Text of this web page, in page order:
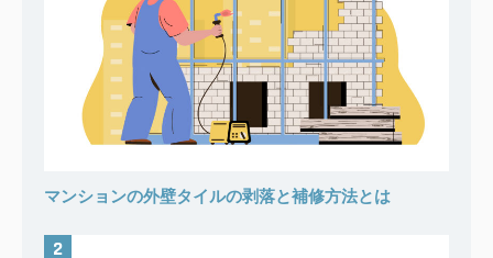
マンションの外壁タイルの剥落と補修方法とは